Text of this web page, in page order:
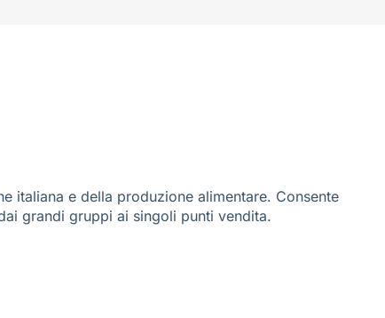
italiana e della produzione alimentare. Consente
grandi gruppi ai singoli punti vendita.